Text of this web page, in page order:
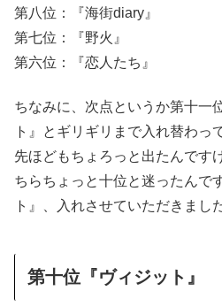
第八位：『海街diary』
第七位：『野火』
第六位：『恋人たち』
ちなみに、次点というか第十一
ト』とギリギリまで入れ替わっ
先ほどもちょろっと出たんです
ちらちょっと十位と迷ったんで
ト』、入れさせていただきまし
第十位『ヴィジット』